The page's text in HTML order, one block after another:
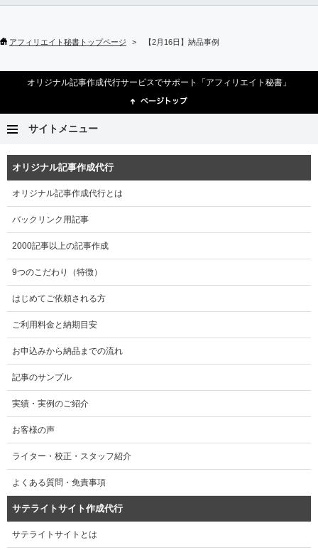
アフィリエイト秘書トップページ 【2月16日】納品事例
オリジナル記事作成代行サービスでサポート「アフィリエイト秘書」
サイトメニュー
オリジナル記事作成代行
オリジナル記事作成代行とは
バックリンク用記事
2000記事以上の記事作成
9つのこだわり（特徴）
はじめてご依頼される方
ご利用料金と納期目安
お申込みから納品までの流れ
記事のサンプル
実績・実例のご紹介
お客様の声
ライター・校正・スタッフ紹介
よくある質問・免責事項
サテライトサイト作成代行
サテライトサイトとは